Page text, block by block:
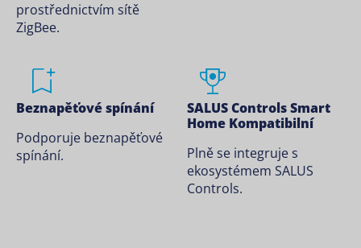
prostřednictvím sítě
ZigBee.
Beznapěťové spínání
Podporuje beznapěťové
spínání.
SALUS Controls Smart
Home Kompatibilní
Plně se integruje s
ekosystémem SALUS
Controls.